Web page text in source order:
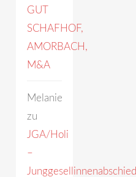
GUT
SCHAFHOF,
AMORBACH,
M&A
Melanie
zu
JGA/Holi
–
Junggesellinnenabschied